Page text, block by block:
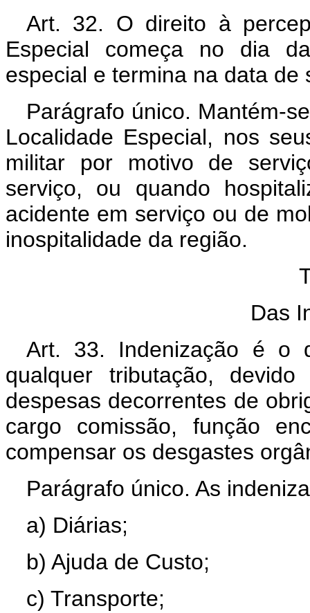
Art. 32. O direito à
Especial começa no dia
especial e termina na data de
Parágrafo único. Mantém-
Localidade Especial, nos
militar por motivo de
serviço, ou quando
acidente em serviço ou de
inospitalidade da região.
Das
Art. 33. Indenização é o
qualquer tributação,
despesas decorrentes de
cargo comissão, função
compensar os desgastes
Parágrafo único. As
a) Diárias;
b) Ajuda de Custo;
c) Transporte;